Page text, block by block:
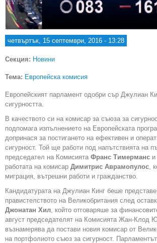
четвъртък, 15 септември, 2016 - 13:28
Секция: Новини
Тема: Европейска комисия
Европейският парламент одобри сър Джулиан
сигурността.
В качеството си на комисар за съюза за
подпомага изпълнението на Европейската
допринася за постигането на ефективен и
сигурност. Той ще работи под напътствията на
председател на Комисията Франс Тимерманс
работата на комисар Димитрис Аврамопулос ,
миграция, вътрешни работи и гражданство.
Кандидатурата на Джулиан Кинг беше
правистелството на Великобритания след
Джонатан Хил , който отговаряше за
август председателят на Комисията Жан-Клод
възнамерява да постави новия комисар от
на портфолиото съюз за сигурност.